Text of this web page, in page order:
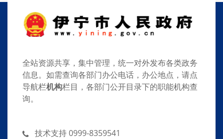
全站资源共享，集中管理，统一对外发布各类政务
信息。如需查询各部门办公电话，办公地点，请点
导航栏机构栏目，各部门公开目录下的职能机构查
询。
技术支持 0999-8359541